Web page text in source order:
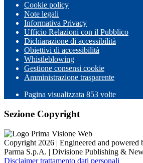
Cookie policy
Note legali
Informativa Privacy
Ufficio Relazioni con il Pubblico
Dichiarazione di accessibilità
Obiettivi di accessibilità
Whistleblowing
Gestione consensi cookie
Amministrazione trasparente
Pagina visualizzata 853 volte
Sezione Copyright
Copyright 2026 | Engineered and powered
Parma S.p.A. | Divisione Publishing &
Disclaimer trattamento dati personali